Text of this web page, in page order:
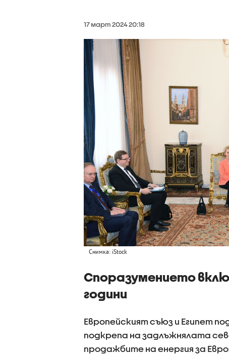
17 март 2024 20:18
Снимка: iStock
Споразумението
години
Европейският съюз и Египет
подкрепа на задлъжнялата
продажбите на енергия за